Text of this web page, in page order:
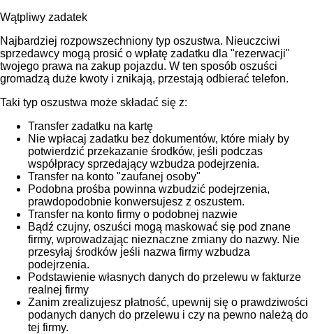
Wątpliwy zadatek
Najbardziej rozpowszechniony typ oszustwa. Nieuczciwi
sprzedawcy mogą prosić o wpłatę zadatku dla "rezerwacji"
twojego prawa na zakup pojazdu. W ten sposób oszuści
gromadzą duże kwoty i znikają, przestają odbierać telefon.
Taki typ oszustwa może składać się z:
Transfer zadatku na kartę
Nie wpłacaj zadatku bez dokumentów, które miały by
potwierdzić przekazanie środków, jeśli podczas
współpracy sprzedający wzbudza podejrzenia.
Transfer na konto "zaufanej osoby"
Podobna prośba powinna wzbudzić podejrzenia,
prawdopodobnie konwersujesz z oszustem.
Transfer na konto firmy o podobnej nazwie
Bądź czujny, oszuści mogą maskować się pod znane
firmy, wprowadzając nieznaczne zmiany do nazwy. Nie
przesyłaj środków jeśli nazwa firmy wzbudza
podejrzenia.
Podstawienie własnych danych do przelewu w fakturze
realnej firmy
Zanim zrealizujesz płatność, upewnij się o prawdziwości
podanych danych do przelewu i czy na pewno należą do
tej firmy.